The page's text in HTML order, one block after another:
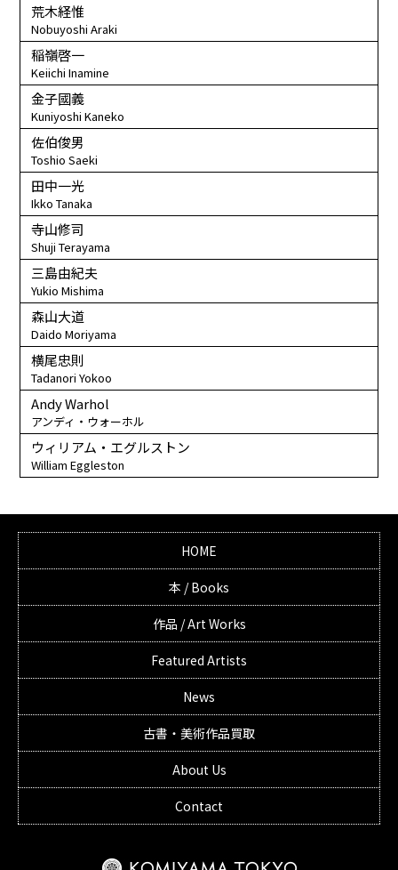
荒木経惟
Nobuyoshi Araki
稲嶺啓一
Keiichi Inamine
金子國義
Kuniyoshi Kaneko
佐伯俊男
Toshio Saeki
田中一光
Ikko Tanaka
寺山修司
Shuji Terayama
三島由紀夫
Yukio Mishima
森山大道
Daido Moriyama
横尾忠則
Tadanori Yokoo
Andy Warhol
アンディ・ウォーホル
ウィリアム・エグルストン
William Eggleston
HOME
本 / Books
作品 / Art Works
Featured Artists
News
古書・美術作品買取
About Us
Contact